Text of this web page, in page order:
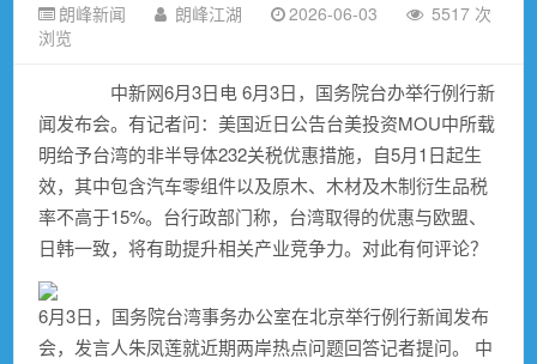
朗峰新闻 朗峰江湖 2026-06-03
5517 次
浏览
中新网6月3日电 6月3日，国务院台办举行例行新
闻发布会。有记者问：美国近日公告台美投资MOU中所载
明给予台湾的非半导体232关税优惠措施，自5月1日起生
效，其中包含汽车零组件以及原木、木材及木制衍生品税
率不高于15%。台行政部门称，台湾取得的优惠与欧盟、
日韩一致，将有助提升相关产业竞争力。对此有何评论？
6月3日，国务院台湾事务办公室在北京举行例行新闻发布
会，发言人朱凤莲就近期两岸热点问题回答记者提问。 中